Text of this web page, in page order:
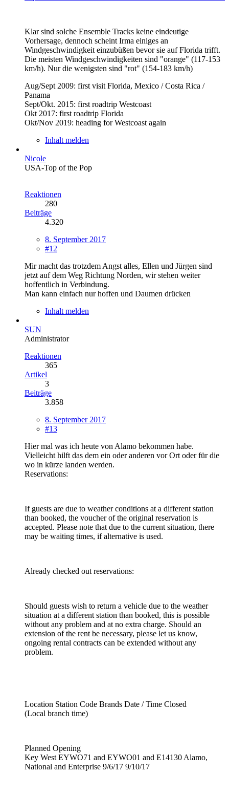
Klar sind solche Ensemble Tracks keine eindeutige
Vorhersage, dennoch scheint Irma einiges an
Windgeschwindigkeit einzubüßen bevor sie auf Florida trifft.
Die meisten Windgeschwindigkeiten sind "orange" (117-153
km/h). Nur die wenigsten sind "rot" (154-183 km/h)
Aug/Sept 2009: first visit Florida, Mexico / Costa Rica /
Panama
Sept/Okt. 2015: first roadtrip Westcoast
Okt 2017: first roadtrip Florida
Okt/Nov 2019: heading for Westcoast again
Inhalt melden
Nicole
USA-Top of the Pop
Reaktionen
280
Beiträge
4.320
8. September 2017
#12
Mir macht das trotzdem Angst alles, Ellen und Jürgen sind
jetzt auf dem Weg Richtung Norden, wir stehen weiter
hoffentlich in Verbindung.
Man kann einfach nur hoffen und Daumen drücken
Inhalt melden
SUN
Administrator
Reaktionen
365
Artikel
3
Beiträge
3.858
8. September 2017
#13
Hier mal was ich heute von Alamo bekommen habe.
Vielleicht hilft das dem ein oder anderen vor Ort oder für die
wo in kürze landen werden.
Reservations:
If guests are due to weather conditions at a different station
than booked, the voucher of the original reservation is
accepted. Please note that due to the current situation, there
may be waiting times, if alternative is used.
Already checked out reservations:
Should guests wish to return a vehicle due to the weather
situation at a different station than booked, this is possible
without any problem and at no extra charge. Should an
extension of the rent be necessary, please let us know,
ongoing rental contracts can be extended without any
problem.
Location Station Code Brands Date / Time Closed
(Local branch time)
Planned Opening
Key West EYWO71 and EYWO01 and E14130 Alamo,
National and Enterprise 9/6/17 9/10/17